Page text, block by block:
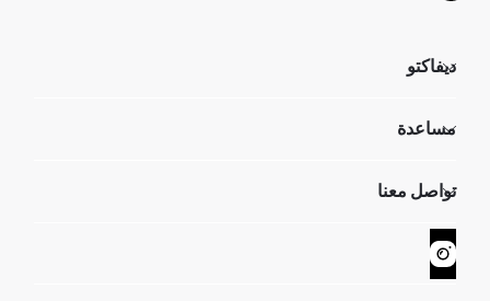
ديفاكتو
تعرف علينا
GIFT CLUB
مساعدة
عمليات الارجاع و الاستبدال السهلة
تتبع الشحنة
كيف يمكنك التسوق في ديفاكتو ؟
تواصل معنا
نموذج الاتصال
خدمة العملاء